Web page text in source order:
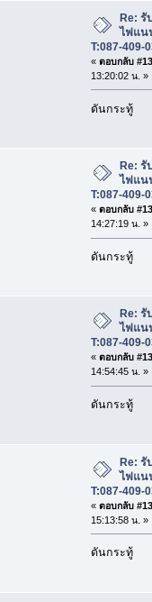
Re: รั
ไฟแน
T:087-409-
« ตอบกลับ
13:20:02 น. »
ดันกระทู้
Re: รั
ไฟแน
T:087-409-
« ตอบกลับ
14:27:19 น. »
ดันกระทู้
Re: รั
ไฟแน
T:087-409-
« ตอบกลับ
14:54:45 น. »
ดันกระทู้
Re: รั
ไฟแน
T:087-409-
« ตอบกลับ
15:13:58 น. »
ดันกระทู้